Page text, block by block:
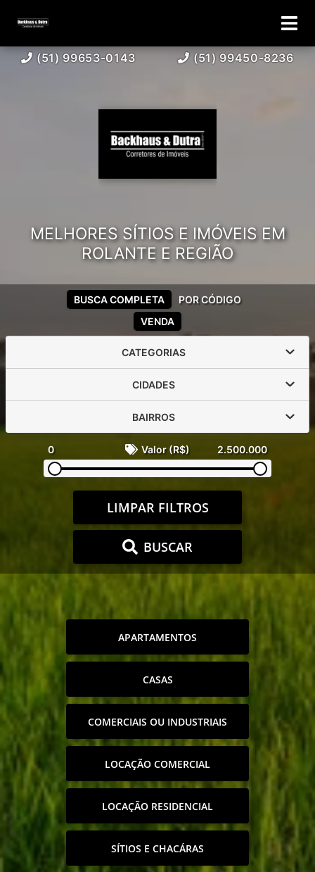
(51) 99653-0143 (51) 99450-8236
MELHORES SÍTIOS E IMÓVEIS EM
ROLANTE E REGIÃO
VENDA
BUSCA COMPLETA POR CÓDIGO
CATEGORIAS
CIDADES
BAIRROS
0 Valor (R$) 2.500.000
LIMPAR FILTROS
BUSCAR
APARTAMENTOS
CASAS
COMERCIAIS OU INDUSTRIAIS
LOCAÇÃO COMERCIAL
LOCAÇÃO RESIDENCIAL
SÍTIOS E CHACÁRAS